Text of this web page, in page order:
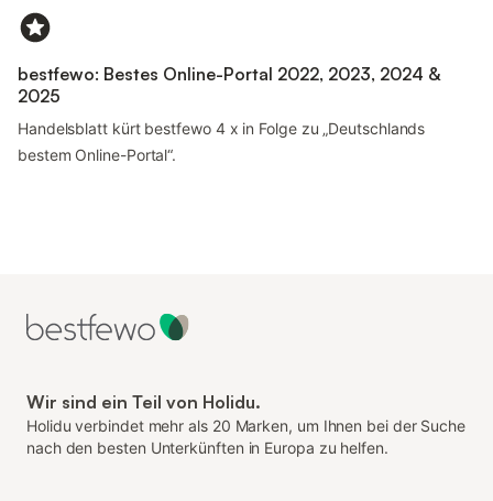
bestfewo: Bestes Online-Portal 2022, 2023, 2024 &
2025
Handelsblatt kürt bestfewo 4 x in Folge zu „Deutschlands
bestem Online-Portal“.
Wir sind ein Teil von Holidu.
Holidu verbindet mehr als 20 Marken, um Ihnen bei der Suche
nach den besten Unterkünften in Europa zu helfen.